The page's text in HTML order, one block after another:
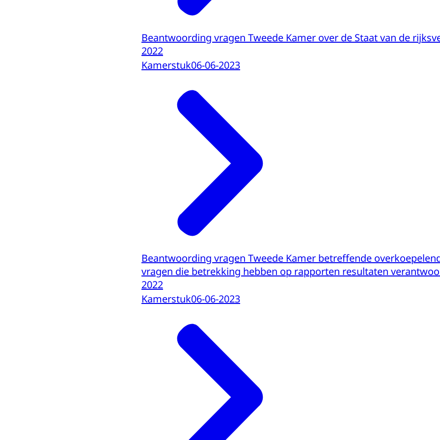
Beantwoording vragen Tweede Kamer over de Staat van de
2022
Kamerstuk06-06-2023
Beantwoording vragen Tweede Kamer betreffende
vragen die betrekking hebben op rapporten resultaten
2022
Kamerstuk06-06-2023